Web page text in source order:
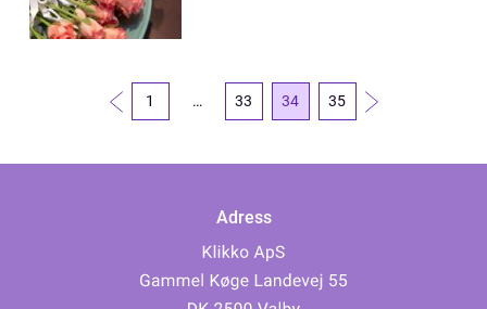
1 … 33 34 35
Adress